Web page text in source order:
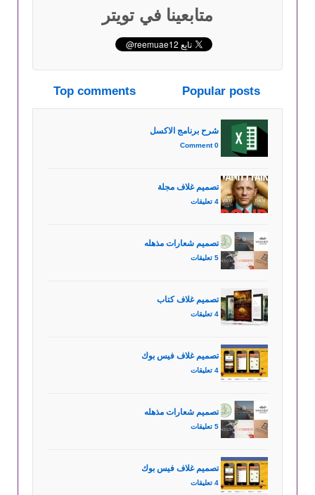
متابعينا في تويتر
Popular posts
Top comments
شرح برنامج الاكسل
0 Comment
تصميم غلاف مجلة
4 تعليقات
تصميم شعارات مذهله
5 تعليقات
تصميم غلاف كتاب
4 تعليقات
تصميم غلاف فيس بوك
4 تعليقات
تصميم شعارات مذهله
5 تعليقات
تصميم غلاف فيس بوك
4 تعليقات